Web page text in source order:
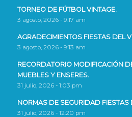
TORNEO DE FÚTBOL VINTAGE.
3 agosto, 2026 - 9:17 am
AGRADECIMIENTOS FIESTAS DEL
3 agosto, 2026 - 9:13 am
RECORDATORIO MODIFICACIÓN
MUEBLES Y ENSERES.
31 julio, 2026 - 1:03 pm
NORMAS DE SEGURIDAD FIESTAS
31 julio, 2026 - 12:20 pm